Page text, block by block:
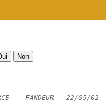
FANDEUR